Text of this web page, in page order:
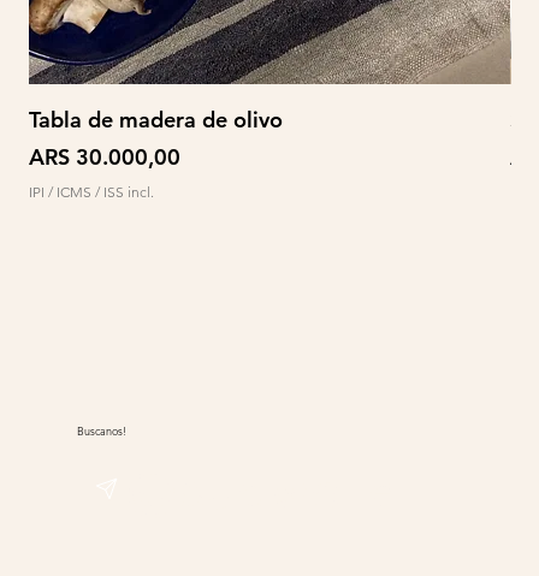
Tabla de madera de olivo
Preço
ARS 30.000,00
IPI / ICMS / ISS incl.
Buscanos!